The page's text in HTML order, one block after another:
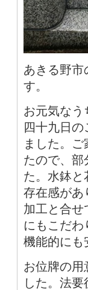
あきる野市
す。
お元気な
四十九日
ました。
たので、部
た。水鉢と
存在感があ
加工と合せ
にもこだ
機能的にも
お位牌の
した。法